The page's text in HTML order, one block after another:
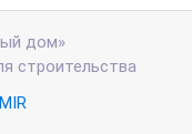
дом»
строительства